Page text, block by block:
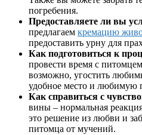
погребения.
Предоставляете ли вы
предлагаем кремацию
предоставить урну для
Как подготовиться к
провести время с
возможно, угостить
удобное место и любимую
Как справиться с
вины – нормальная
это решение из любви и
питомца от мучений.